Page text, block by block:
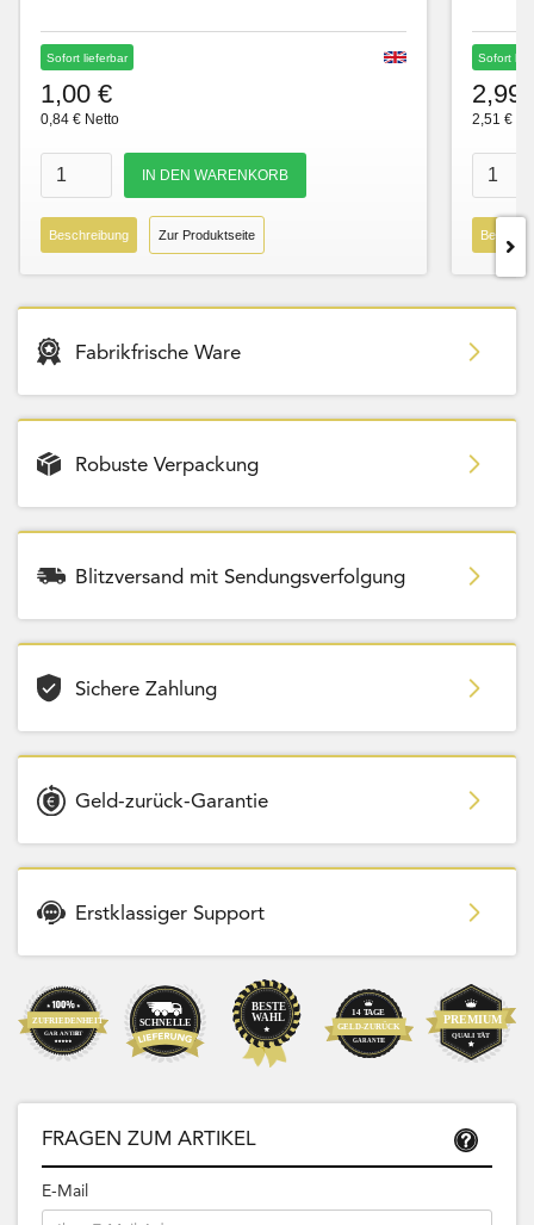
Sofort lieferbar
1,00 €
0,84 € Netto
Beschreibung Zur Produktseite
Sofort
2,99
2,51 €
Fabrikfrische Ware
Robuste Verpackung
Blitzversand mit Sendungsverfolgung
Sichere Zahlung
Geld-zurück-Garantie
Erstklassiger Support
FRAGEN ZUM ARTIKEL
E-Mail